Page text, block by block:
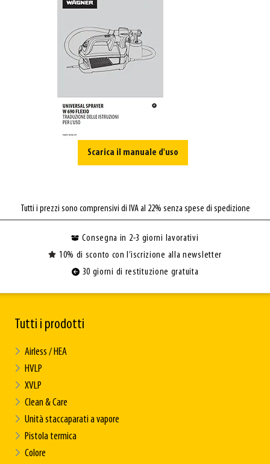
Scarica il manuale d'uso
Tutti i prezzi sono comprensivi di IVA al 22% senza spese di spedizione
Consegna in 2-3 giorni lavorativi
10% di sconto con l’iscrizione alla newsletter
30 giorni di restituzione gratuita
Tutti i prodotti
Airless / HEA
HVLP
XVLP
Clean & Care
Unità staccaparati a vapore
Pistola termica
Colore